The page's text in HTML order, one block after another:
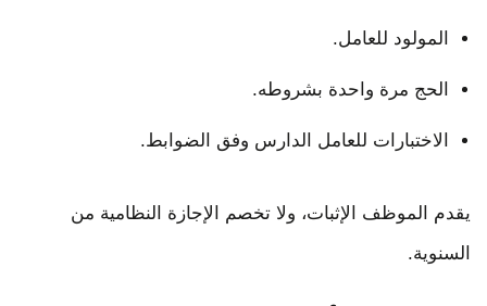
المولود للعامل.
الحج مرة واحدة بشروطه.
الاختبارات للعامل الدارس وفق الضوابط.
يقدم الموظف الإثبات، ولا تخصم الإجازة النظامية من
السنوية.